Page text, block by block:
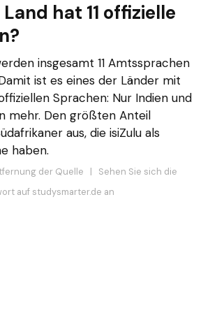
hat 11 offizielle
insgesamt 11 Amtssprachen
ist es eines der Länder mit
Sprachen: Nur Indien und
mehr. Den größten Anteil
aus, die isiZulu als
haben.
der Quelle | Sehen Sie sich die
auf studysmarter.de an